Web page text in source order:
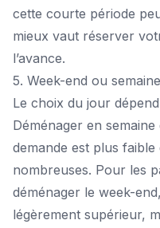
cette courte période
mieux vaut réserver
l’avance.
5. Week-end ou
Le choix du jour
Déménager en
demande est plus
nombreuses. Pour les
déménager le week-
légèrement supérieur,